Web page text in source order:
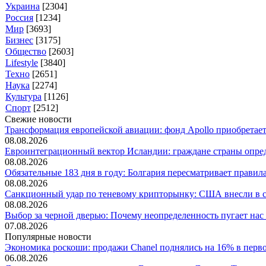
Украина [2304]
Россия [1234]
Мир [3693]
Бизнес [3175]
Общество [2603]
Lifestyle [3840]
Техно [2651]
Наука [2274]
Культура [1126]
Спорт [2512]
Свежие новости
Трансформация европейской авиации: фонд Apollo
08.08.2026
Евроинтеграционный вектор Исландии: граждане страны
08.08.2026
Обязательные 183 дня в году: Болгария пересматривает
08.08.2026
Санкционный удар по теневому крипторынку: США внесли в
08.08.2026
Выбор за черной дверью: Почему неопределенность пугает нас
07.08.2026
Популярные новости
Экономика роскоши: продажи Chanel поднялись на 16% в
06.08.2026